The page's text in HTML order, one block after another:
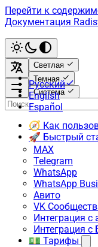
Перейти к
Документация
Светлая
Темная
Система
Русский
English
Español
🧭 Как
🚀 Быстрый
MAX
Telegram
WhatsApp
WhatsApp
Авито
VK
Интеграция с
Интеграция с
💵 Тарифы